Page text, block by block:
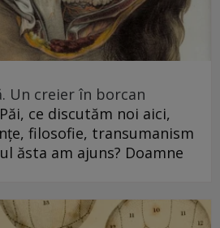
Un creier în borcan
ce discutăm noi aici,
filosofie, transumanism
ăsta am ajuns? Doamne